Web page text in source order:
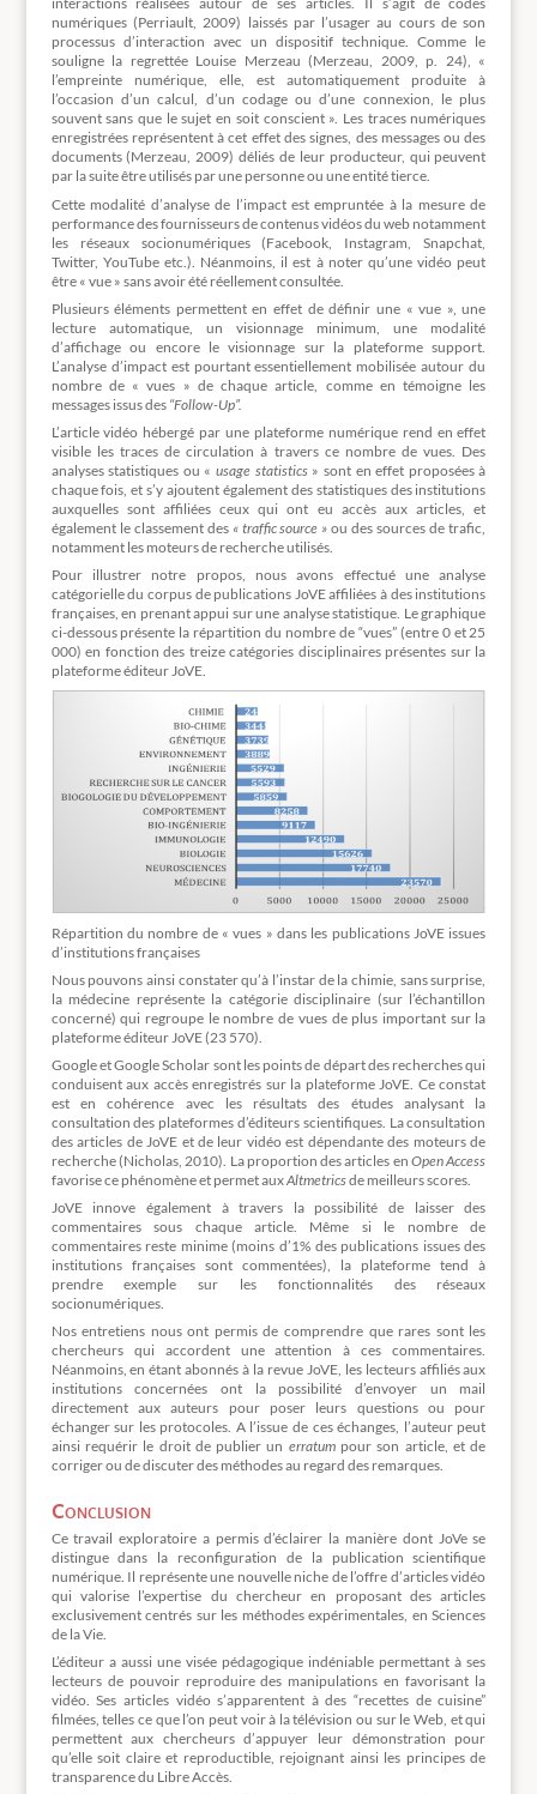
numériques (Perriault, 2009) laissés par l’usager au cours de son
processus d’interaction avec un dispositif technique. Comme le
souligne la regrettée Louise Merzeau (Merzeau, 2009, p. 24), «
l’empreinte numérique, elle, est automatiquement produite à
l’occasion d’un calcul, d’un codage ou d’une connexion, le plus
souvent sans que le sujet en soit conscient ». Les traces numériques
enregistrées représentent à cet effet des signes, des messages ou des
documents (Merzeau, 2009) déliés de leur producteur, qui peuvent
par la suite être utilisés par une personne ou une entité tierce.
Cette modalité d’analyse de l’impact est empruntée à la mesure de
performance des fournisseurs de contenus vidéos du web notamment
les réseaux socionumériques (Facebook, Instagram, Snapchat,
Twitter, YouTube etc.). Néanmoins, il est à noter qu’une vidéo peut
être « vue » sans avoir été réellement consultée.
Plusieurs éléments permettent en effet de définir une « vue », une
lecture automatique, un visionnage minimum, une modalité
d’affichage ou encore le visionnage sur la plateforme support.
L’analyse d’impact est pourtant essentiellement mobilisée autour du
nombre de « vues » de chaque article, comme en témoigne les
messages issus des “Follow-Up”.
L’article vidéo hébergé par une plateforme numérique rend en effet
visible les traces de circulation à travers ce nombre de vues. Des
analyses statistiques ou «usage statistics» sont en effet proposées à
chaque fois, et s’y ajoutent également des statistiques des institutions
auxquelles sont affiliées ceux qui ont eu accès aux articles, et
également le classement des « traffic source » ou des sources de trafic,
notamment les moteurs de recherche utilisés.
Pour illustrer notre propos, nous avons effectué une analyse
catégorielle du corpus de publications JoVE affiliées à des institutions
françaises, en prenant appui sur une analyse statistique. Le graphique
ci-dessous présente la répartition du nombre de “vues” (entre 0 et 25
000) en fonction des treize catégories disciplinaires présentes sur la
plateforme éditeur JoVE.
Répartition du nombre de « vues » dans les publications JoVE issues
d’institutions françaises
Nous pouvons ainsi constater qu’à l’instar de la chimie, sans surprise,
la médecine représente la catégorie disciplinaire (sur l’échantillon
concerné) qui regroupe le nombre de vues de plus important sur la
plateforme éditeur JoVE (23 570).
Google et Google Scholar sont les points de départ des recherches qui
conduisent aux accès enregistrés sur la plateforme JoVE. Ce constat
est en cohérence avec les résultats des études analysant la
consultation des plateformes d’éditeurs scientifiques. La consultation
des articles de JoVE et de leur vidéo est dépendante des moteurs de
recherche (Nicholas, 2010). La proportion des articles enOpen Access
favorise ce phénomène et permet auxAltmetricsde meilleurs scores.
JoVE innove également à travers la possibilité de laisser des
commentaires sous chaque article. Même si le nombre de
commentaires reste minime (moins d’1% des publications issues des
institutions françaises sont commentées), la plateforme tend à
prendre exemple sur les fonctionnalités des réseaux
socionumériques.
Nos entretiens nous ont permis de comprendre que rares sont les
chercheurs qui accordent une attention à ces commentaires.
Néanmoins, en étant abonnés à la revue JoVE, les lecteurs affiliés aux
institutions concernées ont la possibilité d’envoyer un mail
directement aux auteurs pour poser leurs questions ou pour
échanger sur les protocoles. A l’issue de ces échanges, l’auteur peut
ainsi requérir le droit de publier un erratumpour son article, et de
corriger ou de discuter des méthodes au regard des remarques.
Conclusion
Ce travail exploratoire a permis d’éclairer la manière dont JoVe se
distingue dans la reconfiguration de la publication scientifique
numérique. Il représente une nouvelle niche de l’offre d’articles vidéo
qui valorise l’expertise du chercheur en proposant des articles
exclusivement centrés sur les méthodes expérimentales, en Sciences
de la Vie.
L’éditeur a aussi une visée pédagogique indéniable permettant à ses
lecteurs de pouvoir reproduire des manipulations en favorisant la
vidéo. Ses articles vidéo s’apparentent à des “recettes de cuisine”
filmées, telles ce que l’on peut voir à la télévision ou sur le Web, et qui
permettent aux chercheurs d’appuyer leur démonstration pour
qu’elle soit claire et reproductible, rejoignant ainsi les principes de
transparence du Libre Accès.